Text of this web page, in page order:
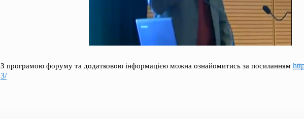
З програмою форуму та додатковою інформацією можна ознайомитись за посиланням
3/